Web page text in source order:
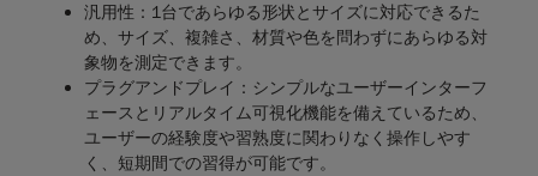
汎用性 ： 1台であらゆる形状とサイズに対応できるた
め、サイズ、複雑さ、材質や色を問わずにあらゆる対
象物を測定できます。
プラグアンドプレイ ： シンプルなユーザーインターフ
ェースとリアルタイム可視化機能を備えているため、
ユーザーの経験度や習熟度に関わりなく操作しやす
く、短期間での習得が可能です。